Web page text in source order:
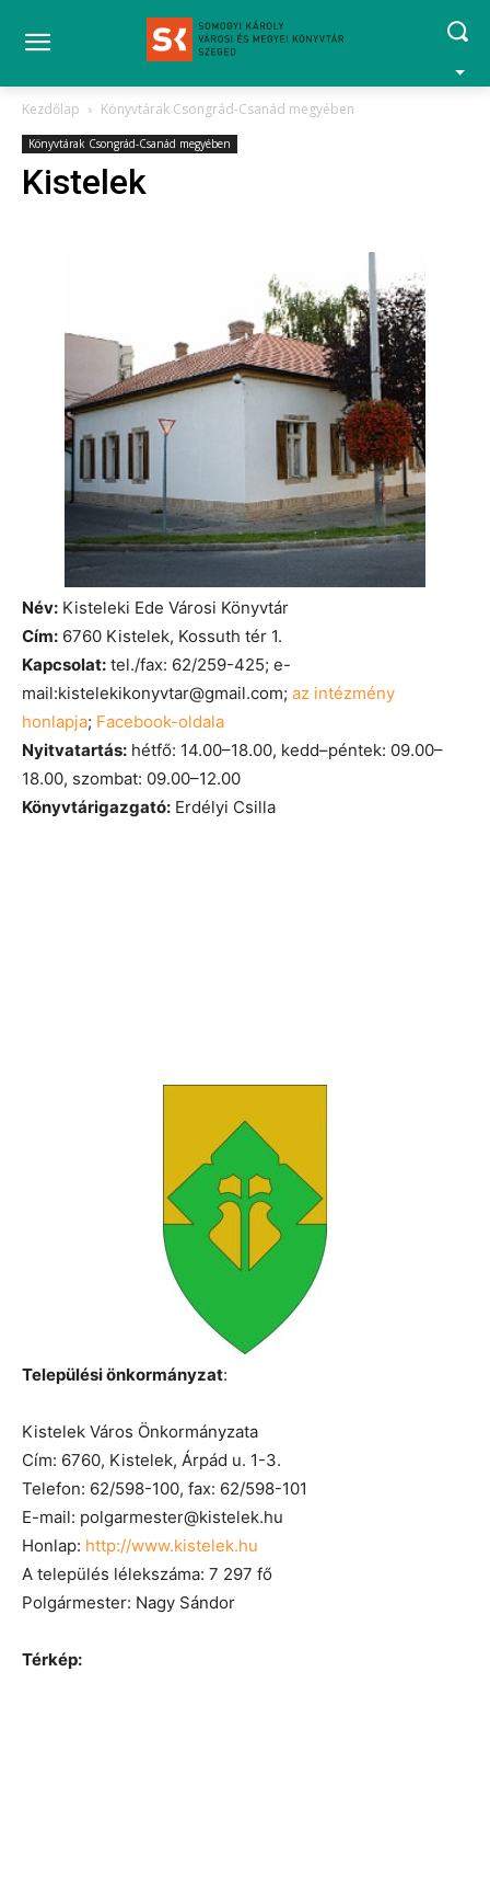
Kezdőlap Könyvtárak Csongrád-Csanád megyében
Könyvtárak Csongrád-Csanád megyében
Kistelek
Név: Kisteleki Ede Városi Könyvtár
Cím: 6760 Kistelek, Kossuth tér 1.
Kapcsolat: tel./fax: 62/259-425; e-
mail:kistelekikonyvtar@gmail.com; az intézmény
honlapja; Facebook-oldala
Nyitvatartás: hétfő: 14.00–18.00, kedd–péntek: 09.00–
18.00, szombat: 09.00–12.00
Könyvtárigazgató: Erdélyi Csilla
Települési önkormányzat:
Kistelek Város Önkormányzata
Cím: 6760, Kistelek, Árpád u. 1-3.
Telefon: 62/598-100, fax: 62/598-101
E-mail: polgarmester@kistelek.hu
Honlap: http://www.kistelek.hu
A település lélekszáma: 7 297 fő
Polgármester: Nagy Sándor
Térkép: